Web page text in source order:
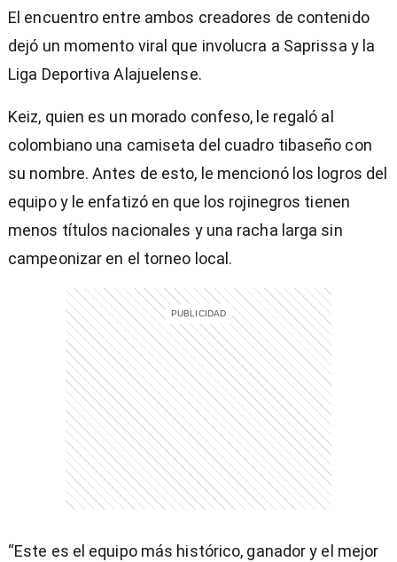
El encuentro entre ambos creadores de contenido
dejó un momento viral que involucra a Saprissa y la
Liga Deportiva Alajuelense.
Keiz, quien es un morado confeso, le regaló al
colombiano una camiseta del cuadro tibaseño con
su nombre. Antes de esto, le mencionó los logros del
equipo y le enfatizó en que los rojinegros tienen
menos títulos nacionales y una racha larga sin
campeonizar en el torneo local.
“Este es el equipo más histórico, ganador y el mejor